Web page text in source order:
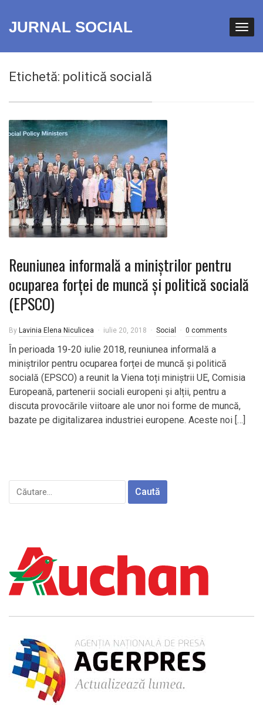
JURNAL SOCIAL
Etichetă: politică socială
Reuniunea informală a miniștrilor pentru
ocuparea forței de muncă și politică socială
(EPSCO)
By Lavinia Elena Niculicea iulie 20, 2018 Social 0 comments
În perioada 19-20 iulie 2018, reuniunea informală a
miniștrilor pentru ocuparea forței de muncă și politică
socială (EPSCO) a reunit la Viena toți miniștrii UE, Comisia
Europeană, partenerii sociali europeni și alții, pentru a
discuta provocările viitoare ale unor noi forme de muncă,
bazate pe digitalizarea industriei europene. Aceste noi […]
Caută
după: